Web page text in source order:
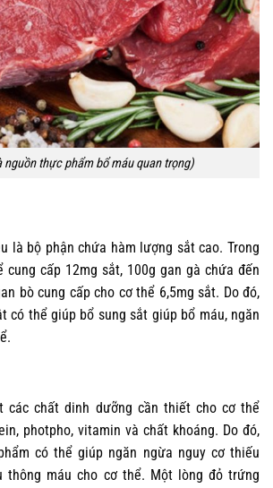
nguồn thực phẩm bổ máu quan trọng)
là bộ phận chứa hàm lượng sắt cao. Trong
cung cấp 12mg sắt, 100g gan gà chứa đến
bò cung cấp cho cơ thể 6,5mg sắt. Do đó,
có thể giúp bổ sung sắt giúp bổ máu, ngăn
các chất dinh dưỡng cần thiết cho cơ thể
photpho, vitamin và chất khoáng. Do đó,
có thể giúp ngăn ngừa nguy cơ thiếu
thông máu cho cơ thể. Một lòng đỏ trứng